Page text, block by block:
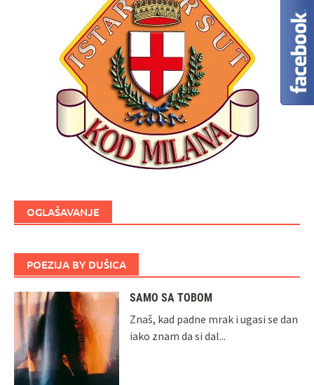
OGLAŠAVANJE
POEZIJA BY DUŠICA
SAMO SA TOBOM
Znaš, kad padne mrak i ugasi se dan
iako znam da si dal...